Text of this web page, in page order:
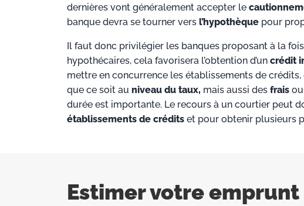
dernières vont généralement accepter le
banque devra se tourner vers l’hypothèque pour
Il faut donc privilégier les banques proposant à la
hypothécaires, cela favorisera l’obtention d’un crédit
mettre en concurrence les établissements de
que ce soit au niveau du taux, mais aussi des frais
durée est importante. Le recours à un courtier peut
établissements de crédits et pour obtenir plusieurs
Estimer votre